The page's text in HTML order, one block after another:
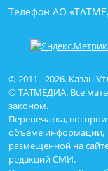
© 2011 - 2026. Казан
© ТАТМЕДИА. Все
законом.
Перепечатка,
объеме информации,
размещенной на
редакций СМИ.
Телефон АО